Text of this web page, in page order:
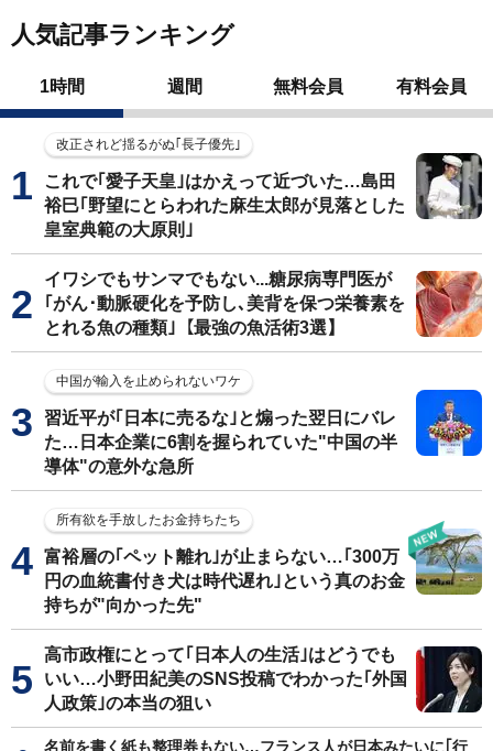
人気記事ランキング
1時間 週間 無料会員 有料会員
改正されど揺るがぬ｢長子優先｣
これで｢愛子天皇｣はかえって近づいた…島田
裕巳｢野望にとらわれた麻生太郎が見落とした
皇室典範の大原則｣
イワシでもサンマでもない...糖尿病専門医が
｢がん･動脈硬化を予防し､美背を保つ栄養素を
とれる魚の種類｣【最強の魚活術3選】
中国が輸入を止められないワケ
習近平が｢日本に売るな｣と煽った翌日にバレ
た…日本企業に6割を握られていた"中国の半
導体"の意外な急所
所有欲を手放したお金持ちたち
富裕層の｢ペット離れ｣が止まらない…｢300万
円の血統書付き犬は時代遅れ｣という真のお金
持ちが"向かった先"
高市政権にとって｢日本人の生活｣はどうでも
いい…小野田紀美のSNS投稿でわかった｢外国
人政策｣の本当の狙い
名前を書く紙も整理券もない…フランス人が日本みたいに｢行